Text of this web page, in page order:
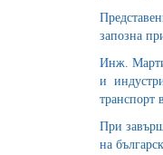
запозна
Инж.
и
транспорт
При
на